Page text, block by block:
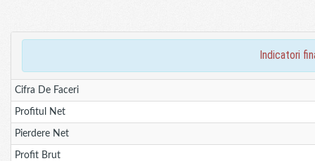
indicatori
Cifra De Faceri
Profitul Net
Pierdere Net
Profit Brut